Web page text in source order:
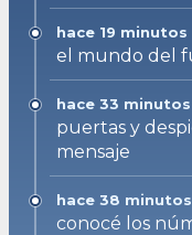
hace 19 minutos
el mundo del
hace 33 minutos
puertas y
mensaje
hace 38 minutos
conocé los